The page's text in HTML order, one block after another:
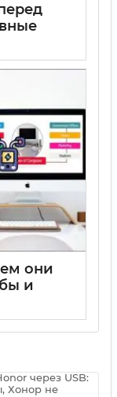
они
и
через USB:
Хонор не